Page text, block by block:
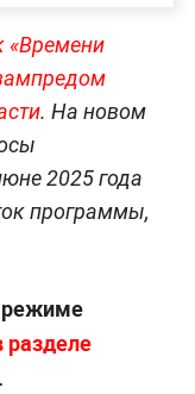
«Времени
. На новом
2025 года
программы,
режиме
разделе